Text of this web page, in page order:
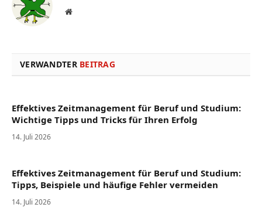
Website
VERWANDTER BEITRAG
Effektives Zeitmanagement für Beruf und Studium:
Wichtige Tipps und Tricks für Ihren Erfolg
14. Juli 2026
Effektives Zeitmanagement für Beruf und Studium:
Tipps, Beispiele und häufige Fehler vermeiden
14. Juli 2026